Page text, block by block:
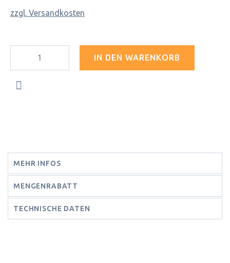
zzgl. Versandkosten
IN DEN WARENKORB
MEHR INFOS
MENGENRABATT
TECHNISCHE DATEN